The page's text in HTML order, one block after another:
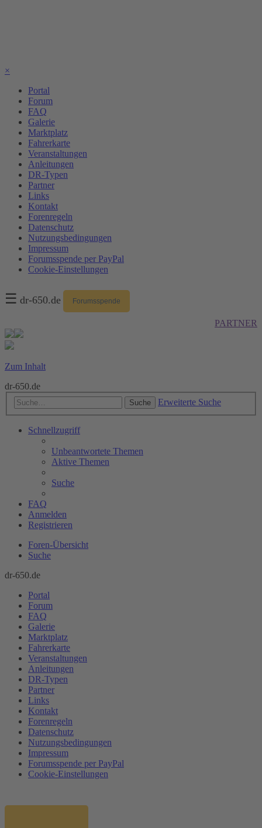
×
Portal
Forum
FAQ
Galerie
Marktplatz
Fahrerkarte
Veranstaltungen
Anleitungen
DR-Typen
Partner
Links
Kontakt
Forenregeln
Datenschutz
Nutzungsbedingungen
Impressum
Forumsspende per PayPal
Cookie-Einstellungen
☰ dr-650.de Forumsspende
PARTNER
Zum Inhalt
dr-650.de
Suche Erweiterte Suche
Schnellzugriff
Unbeantwortete Themen
Aktive Themen
Suche
FAQ
Anmelden
Registrieren
Foren-Übersicht
Suche
dr-650.de
Portal
Forum
FAQ
Galerie
Marktplatz
Fahrerkarte
Veranstaltungen
Anleitungen
DR-Typen
Partner
Links
Kontakt
Forenregeln
Datenschutz
Nutzungsbedingungen
Impressum
Forumsspende per PayPal
Cookie-Einstellungen